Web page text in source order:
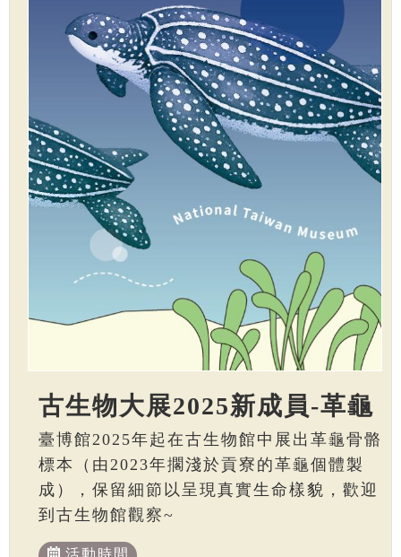
古生物大展2025新成員-革龜
臺博館2025年起在古生物館中展出革龜骨骼
標本（由2023年擱淺於貢寮的革龜個體製
成），保留細節以呈現真實生命樣貌，歡迎
到古生物館觀察~